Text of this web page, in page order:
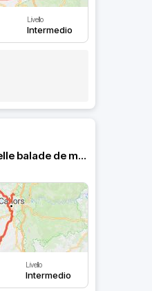
Livello
Intermedio
Autour de Cahors, belle balade de moins de 2 heures
Livello
Intermedio